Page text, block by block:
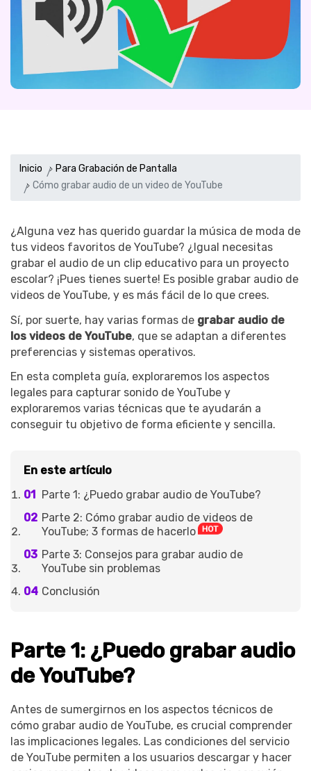
Inicio
Para Grabación de Pantalla
Cómo grabar audio de un video de YouTube
¿Alguna vez has querido guardar la música de moda de
tus videos favoritos de YouTube? ¿Igual necesitas
grabar el audio de un clip educativo para un proyecto
escolar? ¡Pues tienes suerte! Es posible grabar audio de
videos de YouTube, y es más fácil de lo que crees.󠀲󠀡󠀧󠀦󠀩󠀤󠀢󠀠󠀤󠀳
󠀰Sí, por suerte, hay varias formas de grabar audio de
los videos de YouTube, que se adaptan a diferentes
preferencias y sistemas operativos.󠀲󠀡󠀧󠀦󠀩󠀤󠀢󠀠󠀥󠀳
En esta completa guía, exploraremos los aspectos
legales para capturar sonido de YouTube y
exploraremos varias técnicas que te ayudarán a
conseguir tu objetivo de forma eficiente y sencilla.
En este artículo
Parte 1: ¿Puedo grabar audio de YouTube?
Parte 2: Cómo grabar audio de videos de
YouTube; 3 formas de hacerlo
Parte 3: Consejos para grabar audio de
YouTube sin problemas
Conclusión
Parte 1: ¿Puedo grabar audio
de YouTube?
󠀰Antes de sumergirnos en los aspectos técnicos de
cómo grabar audio de YouTube, es crucial comprender
las implicaciones legales.󠀲󠀡󠀧󠀦󠀩󠀤󠀢󠀡󠀧󠀳󠀰 Las condiciones del servicio
de YouTube permiten a los usuarios descargar y hacer